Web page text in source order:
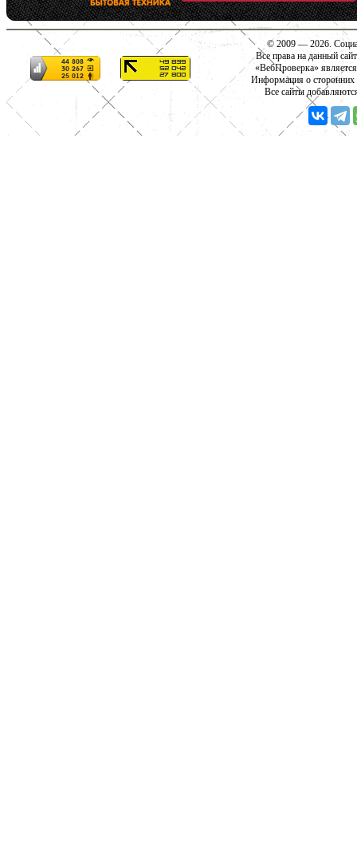
© 2009 — 2026.
Все права на данный
«ВебПроверка»
Информация о сторонних
Все сайты